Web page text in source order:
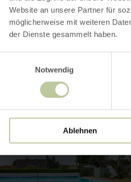
Website an unsere Partner für
möglicherweise mit weiteren
der Dienste gesammelt haben.
Notwendig
Ablehnen